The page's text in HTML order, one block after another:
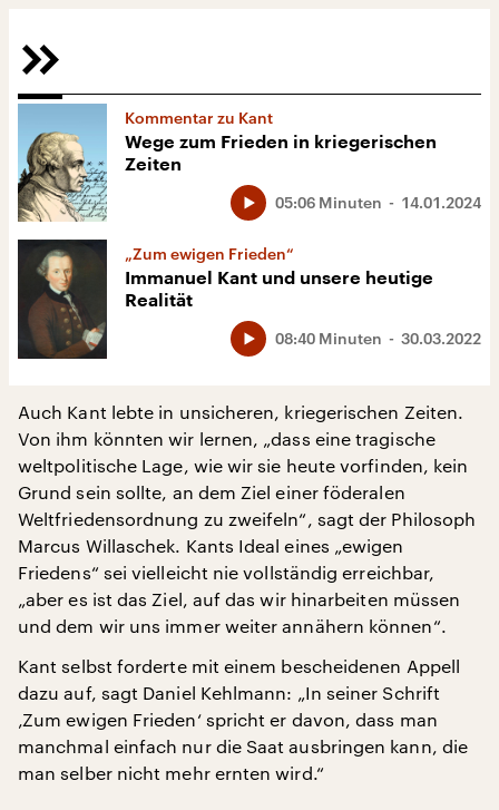
Kommentar zu Kant
Wege zum Frieden in kriegerischen
Zeiten
14.01.2024
05:06 Minuten
„Zum ewigen Frieden“
Immanuel Kant und unsere heutige
Realität
30.03.2022
08:40 Minuten
Auch Kant lebte in unsicheren, kriegerischen Zeiten.
Von ihm könnten wir lernen, „dass eine tragische
weltpolitische Lage, wie wir sie heute vorfinden, kein
Grund sein sollte, an dem Ziel einer föderalen
Weltfriedensordnung zu zweifeln“, sagt der Philosoph
Marcus Willaschek. Kants Ideal eines „ewigen
Friedens“ sei vielleicht nie vollständig erreichbar,
„aber es ist das Ziel, auf das wir hinarbeiten müssen
und dem wir uns immer weiter annähern können“.
Kant selbst forderte mit einem bescheidenen Appell
dazu auf, sagt Daniel Kehlmann: „In seiner Schrift
‚Zum ewigen Frieden‘ spricht er davon, dass man
manchmal einfach nur die Saat ausbringen kann, die
man selber nicht mehr ernten wird.“